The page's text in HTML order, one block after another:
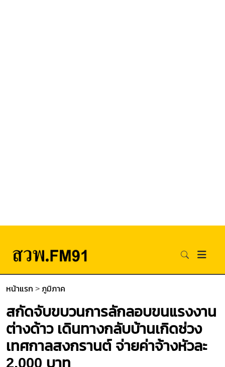
หน้าแรก > ภูมิภาค
สกัดจับขบวนการลักลอบขนแรงงาน
ต่างด้าว เดินทางกลับบ้านเกิดช่วง
เทศกาลสงกรานต์ จ่ายค่าจ้างหัวละ
2,000 บาท